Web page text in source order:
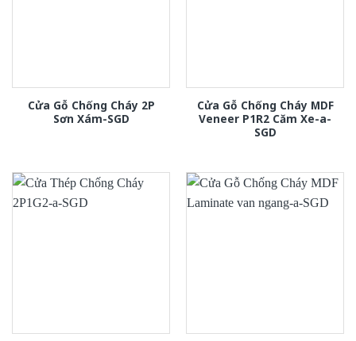
Cửa Gỗ Chống Cháy 2P
Sơn Xám-SGD
Cửa Gỗ Chống Cháy MDF
Veneer P1R2 Căm Xe-a-
SGD